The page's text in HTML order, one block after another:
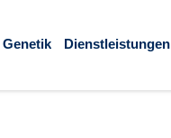
Genetik Dienstleistungen